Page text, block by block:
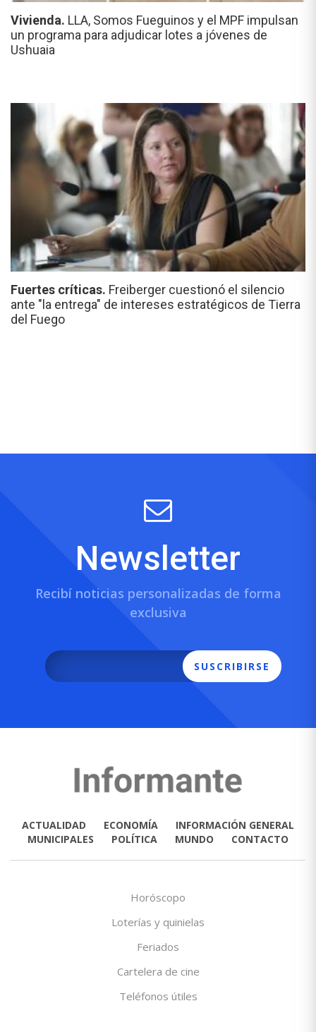
Vivienda. LLA, Somos Fueguinos y el MPF impulsan
un programa para adjudicar lotes a jóvenes de
Ushuaia
Fuertes críticas. Freiberger cuestionó el silencio
ante "la entrega" de intereses estratégicos de Tierra
del Fuego
Newsletter
Recibí noticias personalizadas de forma
exclusiva
SUSCRIBIRSE
ACTUALIDAD ECONOMÍA
INFORMACIÓN GENERAL
MUNICIPALES
POLÍTICA MUNDO CONTACTO
Horóscopo
Loterías y quinielas
Feriados
Cartelera de cine
Teléfonos útiles